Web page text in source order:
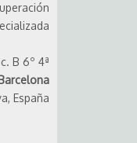
B 6º 4ª
España